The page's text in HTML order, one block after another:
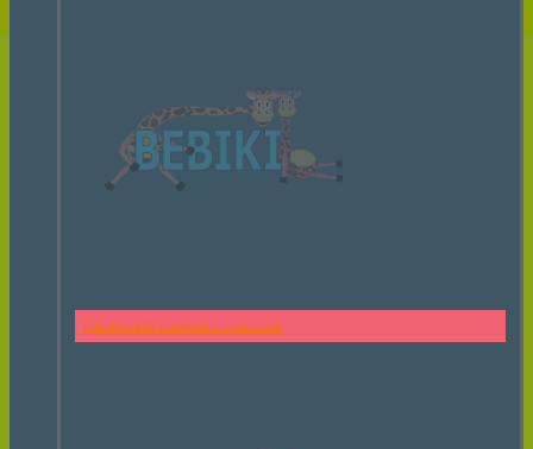
Спортивні елементи з канатів